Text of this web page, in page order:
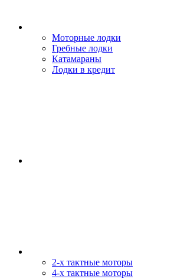
Моторные лодки
Гребные лодки
Катамараны
Лодки в кредит
2-х тактные моторы
4-х тактные моторы